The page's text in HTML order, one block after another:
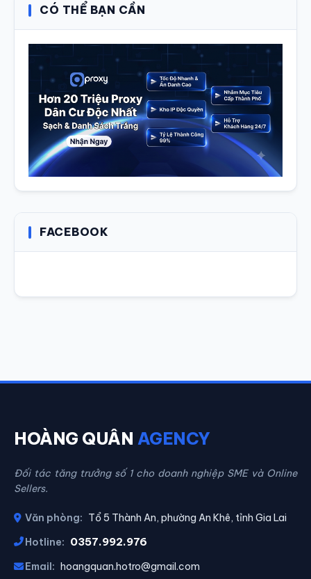
CÓ THỂ BẠN CẦN
FACEBOOK
HOÀNG QUÂN AGENCY
Đối tác tăng trưởng số 1 cho doanh nghiệp SME và Online
Sellers.
Văn phòng: Tổ 5 Thành An, phường An Khê, tỉnh Gia Lai
Hotline: 0357.992.976
Email:
hoangquan.hotro@gmail.com